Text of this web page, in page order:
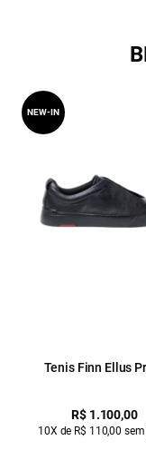
Tenis Finn Ellus
R$ 1.100,00
10X de R$ 110,00
NEW-IN